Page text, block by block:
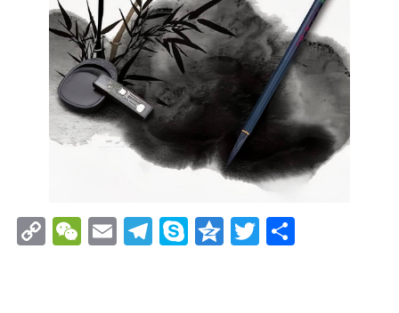
CopyWeChat
EmailTelegram
SkypeQzoneTwitter